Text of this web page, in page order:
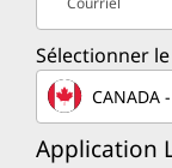
Sélectionner
CANADA
Application